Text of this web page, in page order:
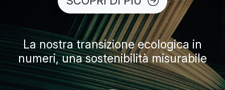
La nostra transizione ecologica in
numeri, una sostenibilità misurabile